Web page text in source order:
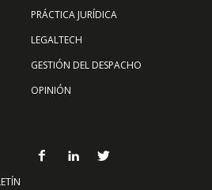
PRÁCTICA JURÍDICA
LEGALTECH
GESTIÓN DEL DESPACHO
OPINIÓN